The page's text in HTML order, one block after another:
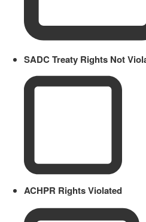
SADC Treaty Rights Not
ACHPR Rights Violated